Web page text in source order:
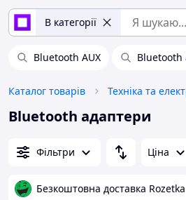
В категорії
Bluetooth AUX Bluetooth
Каталог товарів Техніка та
Bluetooth адаптери
Фільтри Ціна
Безкоштовна доставка Rozetka